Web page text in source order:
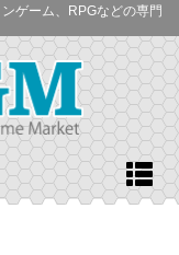
ゲーム、RPGなどの専門